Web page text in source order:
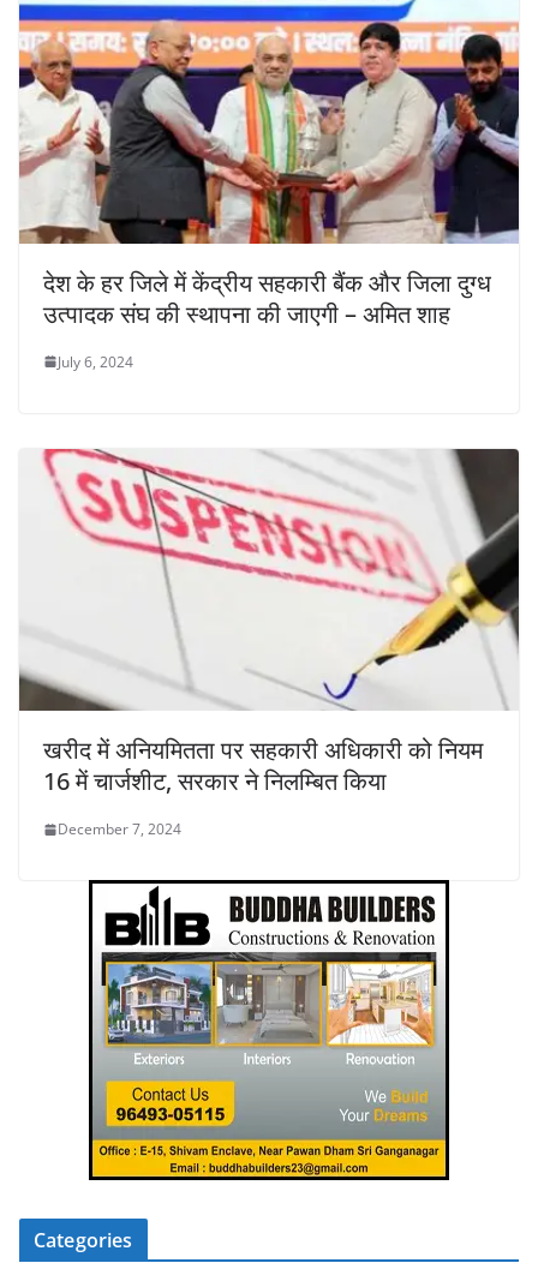
देश के हर जिले में केंद्रीय सहकारी बैंक और जिला दुग्ध
उत्पादक संघ की स्थापना की जाएगी – अमित शाह
July 6, 2024
खरीद में अनियमितता पर सहकारी अधिकारी को नियम
16 में चार्जशीट, सरकार ने निलम्बित किया
December 7, 2024
Categories